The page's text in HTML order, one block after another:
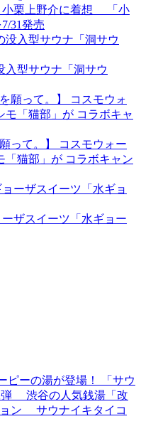
小栗上野介に着想 「小
31発売
入型サウナ「洞サウ
って。】 コスモウォー
「猫部」が コラボキャン
ザスイーツ「水ギョー
ピーの湯が登場！ 「サウ
弾 渋谷の人気銭湯「改
ョン サウナイキタイコ